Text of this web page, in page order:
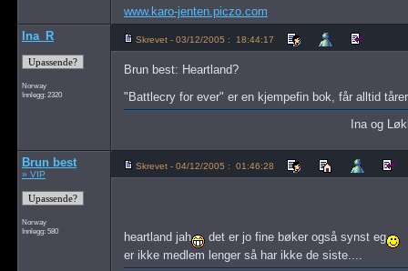
www.karo-jenten.piczo.com
Ina_R
Norway
Innlegg: 2320
Skrevet - 03/12/2005 : 18:44:17
Brun best: Heartland?
"Battlecry for ever" er en kjempefin bok, får alltid
Ina og
Brun best
» VIP
Norway
Innlegg: 580
Skrevet - 04/12/2005 : 01:46:28
heartland jah
det er jo fine bøker også synst eg
er ikke medlem lenger så har ikke de siste....